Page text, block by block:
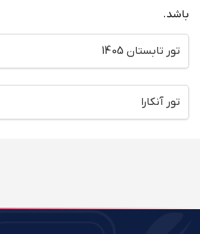
باشد.
تور تابستان 1405
تور آنکارا